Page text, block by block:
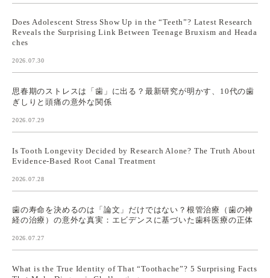
Does Adolescent Stress Show Up in the “Teeth”? Latest Research
Reveals the Surprising Link Between Teenage Bruxism and Heada
ches
2026.07.30
思春期のストレスは「歯」に出る？最新研究が明かす、10代の歯
ぎしりと頭痛の意外な関係
2026.07.29
Is Tooth Longevity Decided by Research Alone? The Truth About
Evidence-Based Root Canal Treatment
2026.07.28
歯の寿命を決めるのは「論文」だけではない？根管治療（歯の神
経の治療）の意外な真実：エビデンスに基づいた歯科医療の正体
2026.07.27
What is the True Identity of That “Toothache”? 5 Surprising Facts